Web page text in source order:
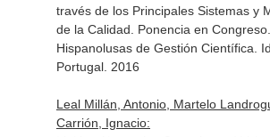
través de los Principales Sistemas y
de la Calidad. Ponencia en
Hispanolusas de Gestión Científica.
Portugal. 2016
Leal Millán, Antonio, Martelo
Carrión, Ignacio: